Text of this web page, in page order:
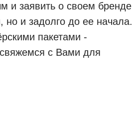
и заявить о своем бренде
но и задолго до ее начала.
пакетами -
с Вами для